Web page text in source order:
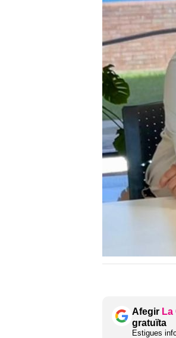
Afegir La
gratuïta
Estigues